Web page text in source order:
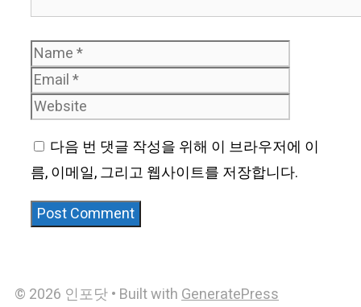
Name
다음 번 댓글 작성을 위해 이 브라우저에 이
름, 이메일, 그리고 웹사이트를 저장합니다.
© 2026 인포닷• Built withGeneratePress